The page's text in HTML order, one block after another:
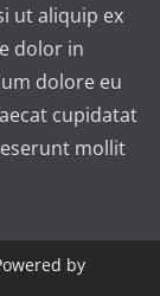
ut aliquip ex
dolor in
dolore eu
cupidatat
mollit
by